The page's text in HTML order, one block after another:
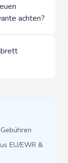
achten?
EU/EWR &